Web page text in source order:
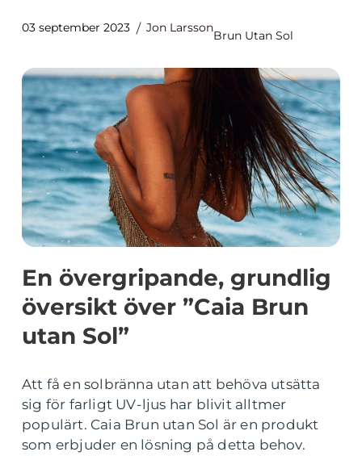
03 september 2023 Jon Larsson
Brun Utan Sol
En övergripande, grundlig
översikt över ”Caia Brun
utan Sol”
Att få en solbränna utan att behöva utsätta
sig för farligt UV-ljus har blivit alltmer
populärt. Caia Brun utan Sol är en produkt
som erbjuder en lösning på detta behov.